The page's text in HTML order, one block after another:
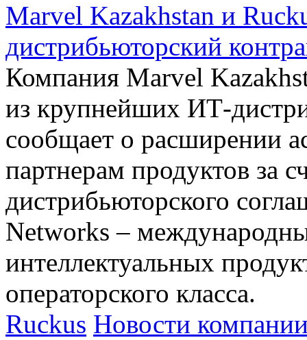
Marvel Kazakhstan и
дистрибьюторский
Компания Marvel
из крупнейших ИТ-
сообщает о расширении
партнерам продуктов за
дистрибьюторского
Networks –
интеллектуальных
операторского класса.
Ruckus Новости